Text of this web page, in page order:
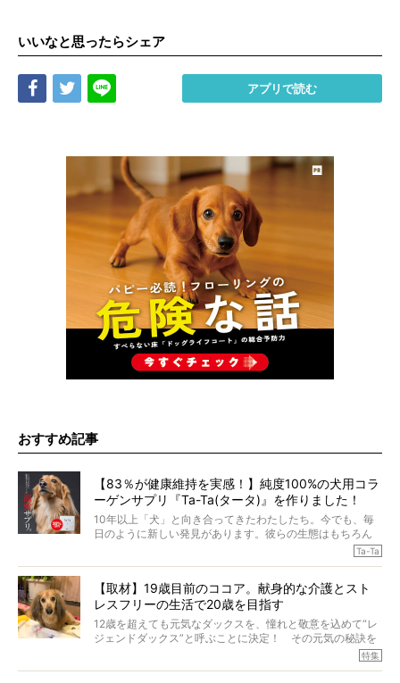
いいなと思ったらシェア
Share Tweet アプリで読む
おすすめ記事
【83％が健康維持を実感！】純度100%の犬用コラ
ーゲンサプリ『Ta-Ta(タータ)』を作りました！
10年以上「犬」と向き合ってきたわたしたち。今でも、毎
日のように新しい発見があります。彼らの生態はもちろん
のこと、「食事」に関することも同じです。昔の犬は25年
代の犬の食事は“ある重要な栄養”が不足しがちになっている
というのです。
それを効率よくおぎなってくれるのが、コラーゲン！ そ
こでわたしたちは、純度100%の犬用コラーゲンサプリ
『Ta-Ta(タータ)』を作りました！
愛犬家の83％が「健康維持を実感した」と評判のTa-Ta(タ
Ta-Ta
【取材】19歳目前のココア。献身的な介護とスト
レスフリーの生活で20歳を目指す
12歳を超えても元気なダックスを、憧れと敬意を込めて“レ
ジェンドダックス”と呼ぶことに決定！ その元気の秘訣を
オーナーさんに伺うのが、特集『レジェンドダックスの肖特集